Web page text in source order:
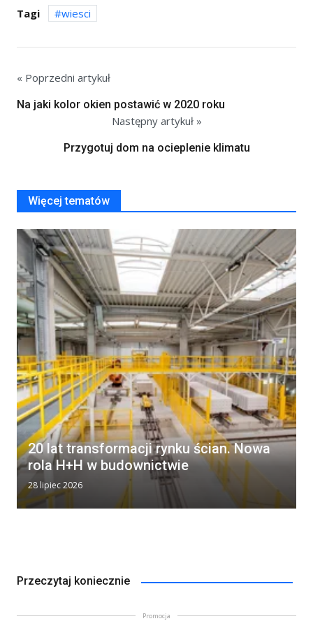
Tagi wiesci
« Poprzedni artykuł
Na jaki kolor okien postawić w 2020 roku
Następny artykuł »
Przygotuj dom na ocieplenie klimatu
Więcej tematów
20 lat transformacji rynku ścian. Nowa
rola H+H w budownictwie
28 lipiec 2026
Przeczytaj koniecznie
Promocja